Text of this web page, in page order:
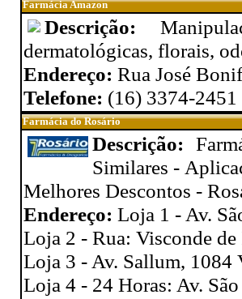
Farmácia Amazon
Descrição:
dermatológicas, florais,
Endereço: Rua José
Telefone: (16) 3374-
Farmácia do Rosário
Descrição:
Similares -
Melhores Descontos -
Endereço: Loja 1 - Av.
Loja 2 - Rua: Visconde
Loja 3 - Av. Sallum, 1084
Loja 4 - 24 Horas: Av.